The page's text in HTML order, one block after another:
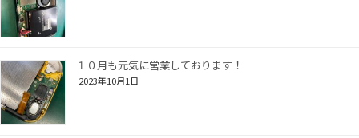
１０月も元気に営業しております！
2023年10月1日